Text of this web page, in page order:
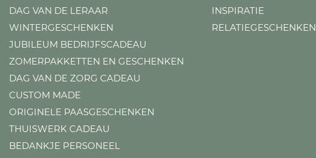
DAG VAN DE LERAAR
WINTERGESCHENKEN
JUBILEUM BEDRIJFSCADEAU
ZOMERPAKKETTEN EN GESCHENKEN
DAG VAN DE ZORG CADEAU
CUSTOM MADE
ORIGINELE PAASGESCHENKEN
THUISWERK CADEAU
BEDANKJE PERSONEEL
INSPIRATIE
RELATIEGESCHENKEN